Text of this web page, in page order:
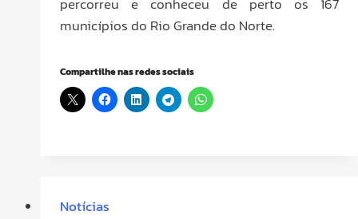
municípios do Rio Grande do Norte.
Compartilhe nas redes sociais
Notícias